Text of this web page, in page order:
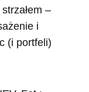
–
i
(i portfeli)